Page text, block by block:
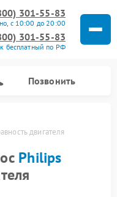
301-55-83
с 10:00 до 20:00
301-55-83
бесплатный по РФ
Позвонить
двигателя
Philips